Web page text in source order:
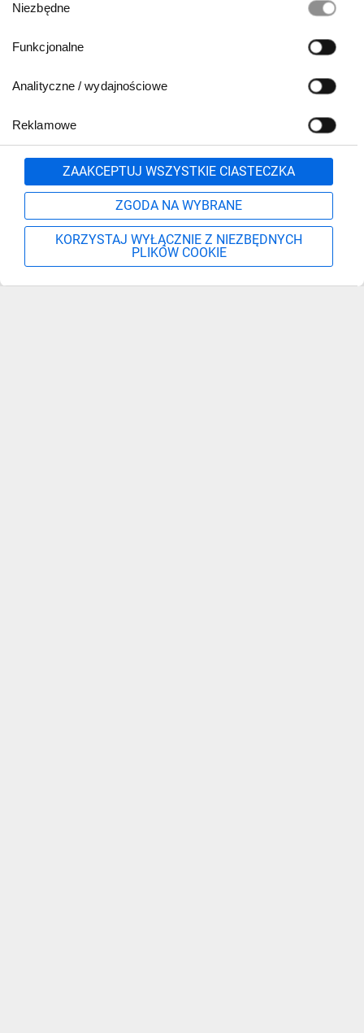
zgody
Niezbędne
Funkcjonalne
Analityczne / wydajnościowe
Reklamowe
ZAAKCEPTUJ WSZYSTKIE CIASTECZKA
ZGODA NA WYBRANE
KORZYSTAJ WYŁĄCZNIE Z NIEZBĘDNYCH
PLIKÓW COOKIE